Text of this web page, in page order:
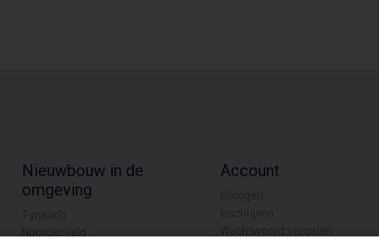
Nieuwbouw in de
omgeving
Account